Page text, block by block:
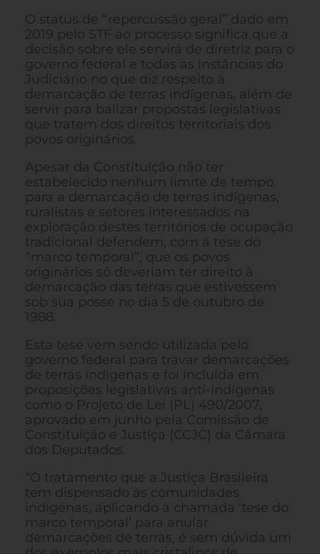
O status de “repercussão geral” dado em
2019 pelo STF ao processo significa que a
decisão sobre ele servirá de diretriz para o
governo federal e todas as instâncias do
Judiciário no que diz respeito à
demarcação de terras indígenas, além de
servir para balizar propostas legislativas
que tratem dos direitos territoriais dos
povos originários.
Apesar da Constituição não ter
estabelecido nenhum limite de tempo
para a demarcação de terras indígenas,
ruralistas e setores interessados na
exploração destes territórios de ocupação
tradicional defendem, com a tese do
“marco temporal”, que os povos
originários só deveriam ter direito à
demarcação das terras que estivessem
sob sua posse no dia 5 de outubro de
1988.
Esta tese vem sendo utilizada pelo
governo federal para travar demarcações
de terras indígenas e foi incluída em
proposições legislativas anti-indígenas
como o Projeto de Lei (PL) 490/2007,
aprovado em junho pela Comissão de
Constituição e Justiça (CCJC) da Câmara
dos Deputados.
“O tratamento que a Justiça Brasileira
tem dispensado às comunidades
indígenas, aplicando a chamada ‘tese do
marco temporal’ para anular
demarcações de terras, é sem dúvida um